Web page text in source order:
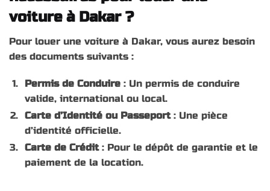
voiture à Dakar ?
Pour louer une voiture à Dakar, vous aurez besoin
des documents suivants :
Permis de Conduire : Un permis de conduire
valide, international ou local.
Carte d’Identité ou Passeport: Une pièce
d’identité officielle.
Carte de Crédit: Pour le dépôt de garantie et le
paiement de la location.